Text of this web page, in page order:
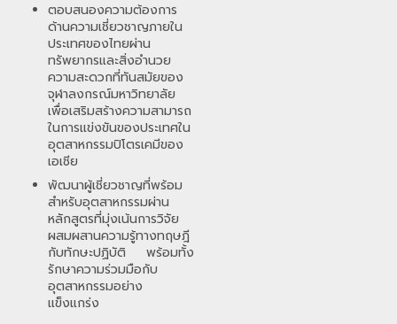
ตอบสนองความต้องการ
ด้านความเชี่ยวชาญภายใน
ประเทศของไทยผ่าน
ทรัพยากรและสิ่งอำนวย
ความสะดวกที่ทันสมัยของ
จุฬาลงกรณ์มหาวิทยาลัย
เพื่อเสริมสร้างความสามารถ
ในการแข่งขันของประเทศใน
อุตสาหกรรมปิโตรเคมีของ
เอเชีย
พัฒนาผู้เชี่ยวชาญที่พร้อม
สำหรับอุตสาหกรรมผ่าน
หลักสูตรที่มุ่งเน้นการวิจัย
ผสมผสานความรู้ทางทฤษฎี
กับทักษะปฏิบัติ พร้อมทั้ง
รักษาความร่วมมือกับ
อุตสาหกรรมอย่าง
แข็งแกร่ง